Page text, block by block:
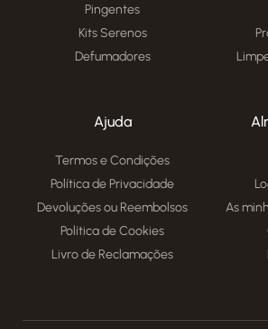
Pingentes
Kits Serenos
Defumadores
Ajuda
Termos e Condições
Política de Privacidade
Devoluções ou Reembolsos
Política de Cookies
Livro de Reclamações
As